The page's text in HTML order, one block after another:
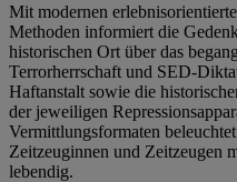
Mit modernen
Methoden informiert die
historischen Ort über das
Terrorherrschaft und SED-
Haftanstalt sowie die
der jeweiligen
Vermittlungsformaten
Zeitzeuginnen und Zeitzeugen
lebendig.